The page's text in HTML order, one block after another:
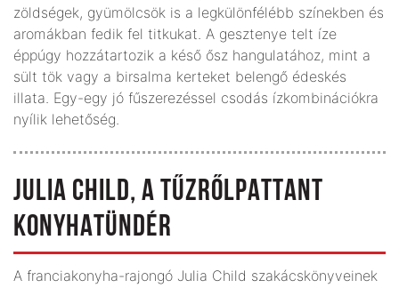
zöldségek, gyümölcsök is a legkülönfélébb színekben és
aromákban fedik fel titkukat. A gesztenye telt íze
éppúgy hozzátartozik a késő ősz hangulatához, mint a
sült tök vagy a birsalma kerteket belengő édeskés
illata. Egy-egy jó fűszerezéssel csodás ízkombinációkra
nyílik lehetőség.
JULIA CHILD, A TŰZRŐL­PATTANT
KONYHATÜNDÉR
A franciakonyha-rajongó Julia Child szakácskönyveinek